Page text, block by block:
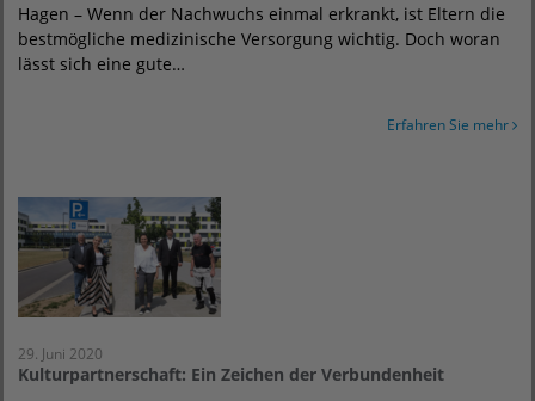
Hagen – Wenn der Nachwuchs einmal erkrankt, ist Eltern die
bestmögliche medizinische Versorgung wichtig. Doch woran
lässt sich eine gute…
Erfahren Sie mehr
29. Juni 2020
Kulturpartnerschaft: Ein Zeichen der Verbundenheit